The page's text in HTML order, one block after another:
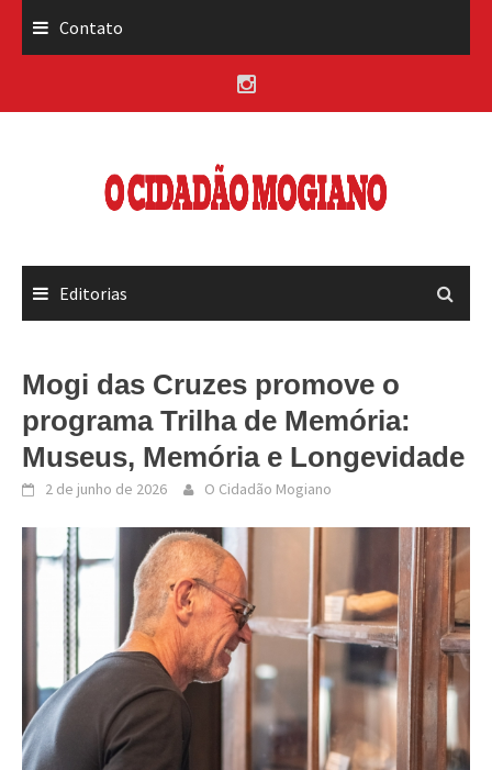
Contato
Editorias
Mogi das Cruzes promove o
programa Trilha de Memória:
Museus, Memória e Longevidade
2 de junho de 2026 O Cidadão Mogiano